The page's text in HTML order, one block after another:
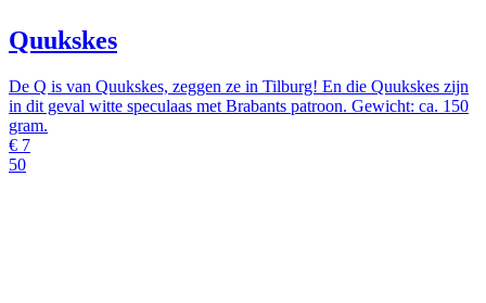
Quukskes
De Q is van Quukskes, zeggen ze in Tilburg! En die Quukskes zijn
in dit geval witte speculaas met Brabants patroon. Gewicht: ca. 150
gram.
€ 7
50